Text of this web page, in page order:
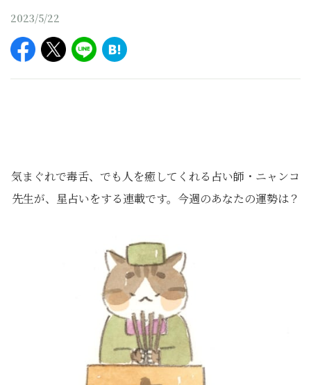
2023/5/22
気まぐれで毒舌、でも人を癒してくれる占い師・ニャンコ
先生が、星占いをする連載です。今週のあなたの運勢は？